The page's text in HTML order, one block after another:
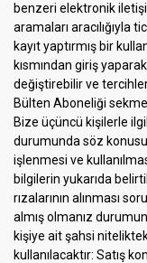
benzeri elektronik
aramaları aracılığıyla
kayıt yaptırmış bir
kısmından giriş
değiştirebilir ve
Bülten Aboneliği
Bize üçüncü kişilerle
durumunda söz
işlenmesi ve
bilgilerin yukarıda
rızalarının alınması
almış olmanız
kişiye ait şahsi
kullanılacaktır: Satış